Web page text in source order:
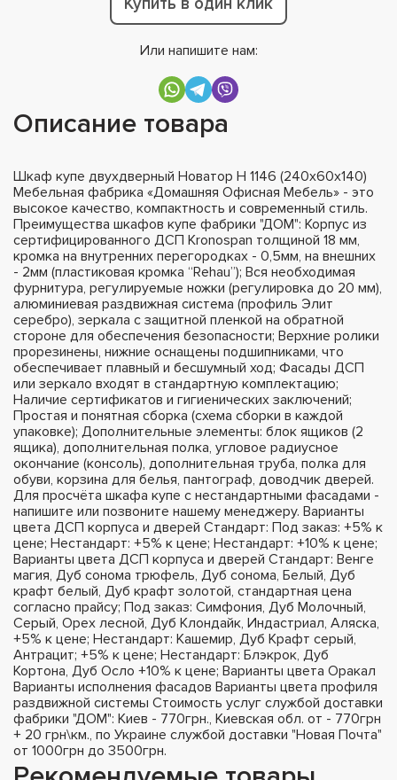
Или напишите нам:
Описание товара
Шкаф купе двухдверный Новатор Н 1146 (240х60х140)
Мебельная фабрика «Домашняя Офисная Мебель» - это
высокое качество, компактность и современный стиль.
Преимущества шкафов купе фабрики "ДОМ": Корпус из
сертифицированного ДСП Kronospan толщиной 18 мм,
кромка на внутренних перегородках - 0,5мм, на внешних
- 2мм (пластиковая кромка “Rehau”); Вся необходимая
фурнитура, регулируемые ножки (регулировка до 20 мм),
алюминиевая раздвижная система (профиль Элит
серебро), зеркала с защитной пленкой на обратной
стороне для обеспечения безопасности; Верхние ролики
прорезинены, нижние оснащены подшипниками, что
обеспечивает плавный и бесшумный ход; Фасады ДСП
или зеркало входят в стандартную комплектацию;
Наличие сертификатов и гигиенических заключений;
Простая и понятная сборка (схема сборки в каждой
упаковке); Дополнительные элементы: блок ящиков (2
ящика), дополнительная полка, угловое радиусное
окончание (консоль), дополнительная труба, полка для
обуви, корзина для белья, пантограф, доводчик дверей.
Для просчёта шкафа купе с нестандартными фасадами -
напишите или позвоните нашему менеджеру. Варианты
цвета ДСП корпуса и дверей Стандарт: Под заказ: +5% к
цене; Нестандарт: +5% к цене; Нестандарт: +10% к цене;
Варианты цвета ДСП корпуса и дверей Стандарт: Венге
магия, Дуб сонома трюфель, Дуб сонома, Белый, Дуб
крафт белый, Дуб крафт золотой, стандартная цена
согласно прайсу; Под заказ: Симфония, Дуб Молочный,
Серый, Орех лесной, Дуб Клондайк, Индастриал, Аляска,
+5% к цене; Нестандарт: Кашемир, Дуб Крафт серый,
Антрацит; +5% к цене; Нестандарт: Блэкрок, Дуб
Кортона, Дуб Осло +10% к цене; Варианты цвета Оракал
Варианты исполнения фасадов Варианты цвета профиля
раздвижной системы Стоимость услуг службой доставки
фабрики "ДОМ": Киев - 770грн., Киевская обл. от - 770грн
+ 20 грн\км., по Украине службой доставки "Новая Почта"
от 1000грн до 3500грн.